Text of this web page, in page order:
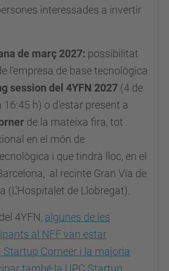
interessades a invertir
de març 2027: possibilitat
l’empresa de base tecnològica
session del 4YFN 2027 (4 de
16:45 h) o d'estar present a
de la mateixa fira, tot
en el món de
i que tindrà lloc, en el
al recinte Gran Via de
(L'Hospitalet de Llobregat).
4YFN, algunes de les
al NFF van estar
Startup Corneer i la majoria